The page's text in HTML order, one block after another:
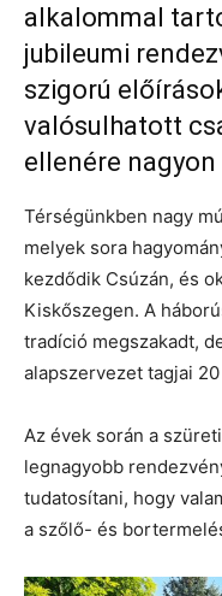
alkalommal
jubileumi
szigorú
valósulhatott
ellenére
Térségünkben nagy
melyek sora
kezdődik Csúzán, és
Kiskőszegen. A
tradíció megszakadt,
alapszervezet tagjai
Az évek során a
legnagyobb
tudatosítani, hogy
a szőlő- és